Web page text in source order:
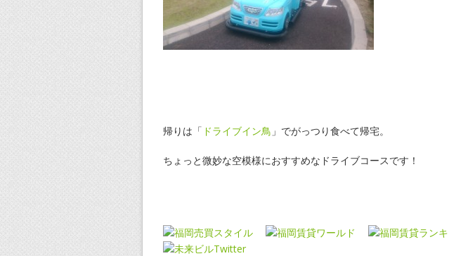
帰りは「 ドライブイン鳥 」でがっつり食べて帰宅。
ちょっと微妙な空模様におすすめなドライブコースです！